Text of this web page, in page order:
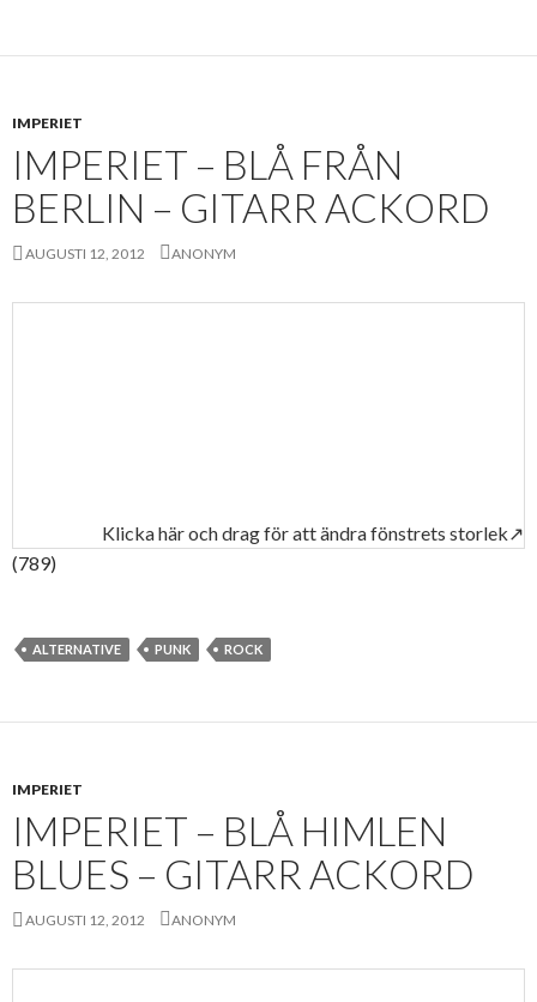
IMPERIET
IMPERIET – BLÅ FRÅN
BERLIN – GITARR ACKORD
AUGUSTI 12, 2012 ANONYM
Klicka här och drag för att ändra fönstrets storlek↗
(789)
ALTERNATIVE PUNK ROCK
IMPERIET
IMPERIET – BLÅ HIMLEN
BLUES – GITARR ACKORD
AUGUSTI 12, 2012 ANONYM